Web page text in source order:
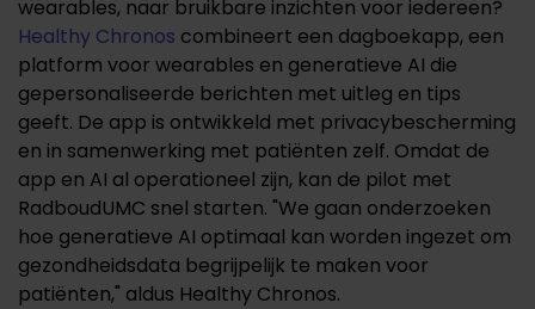
wearables, naar bruikbare inzichten voor iedereen?
Healthy Chronos combineert een dagboekapp, een
platform voor wearables en generatieve AI die
gepersonaliseerde berichten met uitleg en tips
geeft. De app is ontwikkeld met privacybescherming
en in samenwerking met patiënten zelf. Omdat de
app en AI al operationeel zijn, kan de pilot met
RadboudUMC snel starten. "We gaan onderzoeken
hoe generatieve AI optimaal kan worden ingezet om
gezondheidsdata begrijpelijk te maken voor
patiënten," aldus Healthy Chronos.